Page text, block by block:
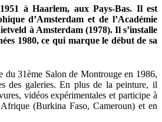
à Haarlem, aux Pays-Bas. Il est
d’Amsterdam et de l’Académie
à Amsterdam (1978). Il s’installe
1980, ce qui marque le début de sa
31ème Salon de Montrouge en 1986,
des galeries. En plus de la peinture, il
vidéos expérimentales et participe à
(Burkina Faso, Cameroun) et en